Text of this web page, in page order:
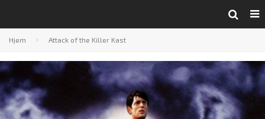
Hjem Attack of the Killer Kast